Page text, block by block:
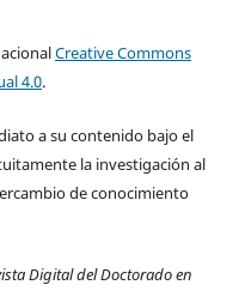
Creative Commons
4.0.
a su contenido bajo el
la investigación al
de conocimiento
Digital del Doctorado en